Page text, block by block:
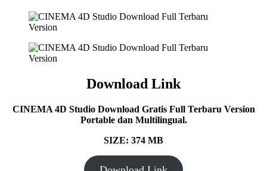
Download Link
CINEMA 4D Studio Download Gratis Full Terbaru Version
Portable dan Multilingual.
SIZE: 374 MB